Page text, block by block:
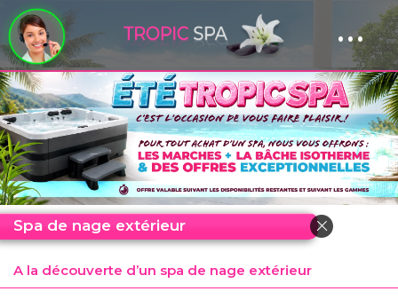
Panneau de gestion des cookies ...
Spa de nage extérieur
A la découverte d’un spa de nage extérieur